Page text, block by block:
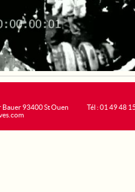
93400 St Ouen
Tél : 01 49 48